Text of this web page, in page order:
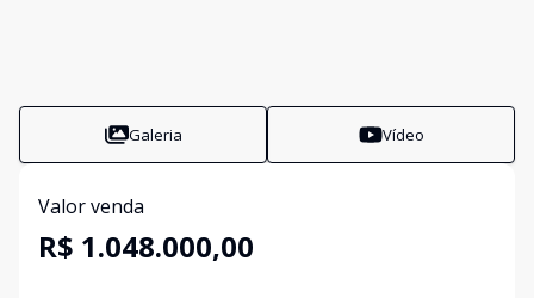
Galeria Vídeo
Valor venda
R$ 1.048.000,00